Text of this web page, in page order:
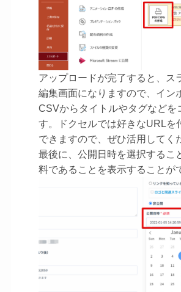
アップロードが完了すると、ス
編集画面になりますので、イン
CSVからタイトルやタグなどを
す。ドクセルでは好きなURLを
できますので、ぜひ活用してく
最後に、公開日時を選択するこ
料であることを表示することが